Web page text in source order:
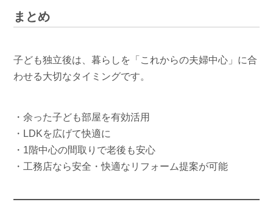
まとめ
子ども独立後は、暮らしを「これからの夫婦中心」に合
わせる大切なタイミングです。
・余った子ども部屋を有効活用
・LDKを広げて快適に
・1階中心の間取りで老後も安心
・工務店なら安全・快適なリフォーム提案が可能